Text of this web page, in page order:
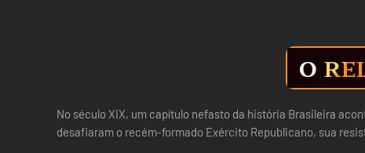
No século XIX, um capítulo nefasto da história Brasileira
desafiaram o recém-formado Exército Republicano, sua